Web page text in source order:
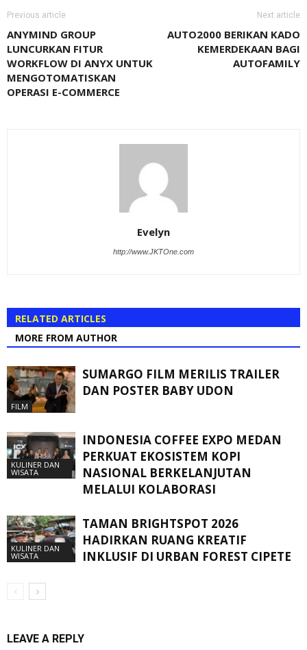
Previous article
ANYMIND GROUP
LUNCURKAN FITUR
WORKFLOW DI ANYX UNTUK
MENGOTOMATISKAN
OPERASI E-COMMERCE
Next article
AUTO2000 BERIKAN KADO
KEMERDEKAAN BAGI
AUTOFAMILY
Evelyn
http://www.JKTOne.com
RELATED ARTICLES
MORE FROM AUTHOR
FILM
SUMARGO FILM MERILIS TRAILER
DAN POSTER BABY UDON
KULINER DAN
WISATA
INDONESIA COFFEE EXPO MEDAN
PERKUAT EKOSISTEM KOPI
NASIONAL BERKELANJUTAN
MELALUI KOLABORASI
KULINER DAN
WISATA
TAMAN BRIGHTSPOT 2026
HADIRKAN RUANG KREATIF
INKLUSIF DI URBAN FOREST CIPETE
LEAVE A REPLY